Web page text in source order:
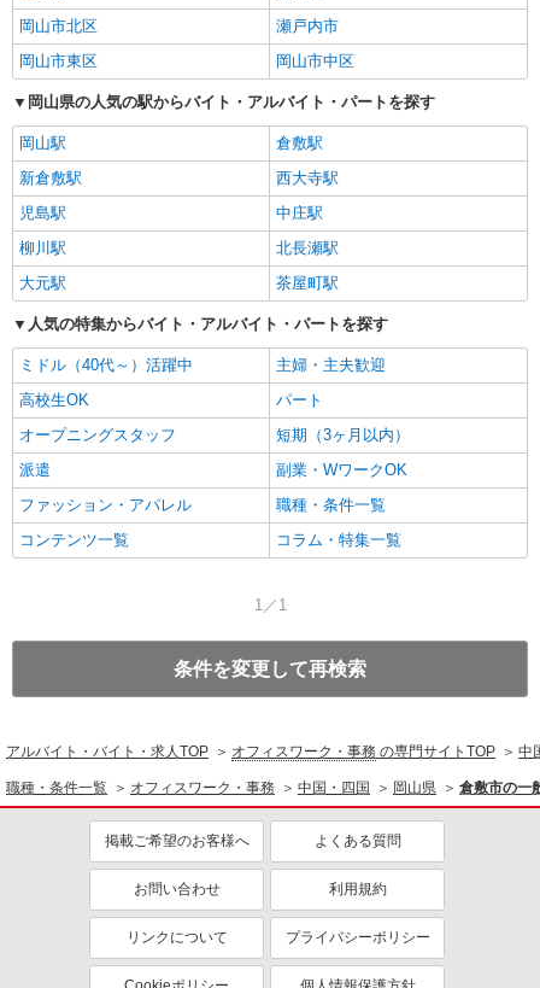
岡山市北区
瀬戸内市
岡山市東区
岡山市中区
岡山県の人気の駅からバイト・アルバイト・パートを探す
岡山駅
倉敷駅
新倉敷駅
西大寺駅
児島駅
中庄駅
柳川駅
北長瀬駅
大元駅
茶屋町駅
人気の特集からバイト・アルバイト・パートを探す
ミドル（40代～）活躍中
主婦・主夫歓迎
高校生OK
パート
オープニングスタッフ
短期（3ヶ月以内）
派遣
副業・WワークOK
ファッション・アパレル
職種・条件一覧
コンテンツ一覧
コラム・特集一覧
1／1
条件を変更して再検索
アルバイト・バイト・求人TOP オフィスワーク・事務 の専門サイトTOP 中
職種・条件一覧 オフィスワーク・事務 中国・四国 岡山県 倉敷市の一
掲載ご希望のお客様へ よくある質問
お問い合わせ 利用規約
リンクについて プライバシーポリシー